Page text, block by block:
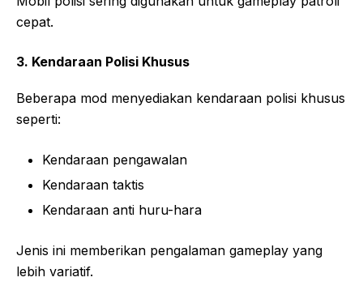
cepat.
3. Kendaraan Polisi Khusus
Beberapa mod menyediakan kendaraan polisi khusus
seperti:
Kendaraan pengawalan
Kendaraan taktis
Kendaraan anti huru-hara
Jenis ini memberikan pengalaman gameplay yang
lebih variatif.